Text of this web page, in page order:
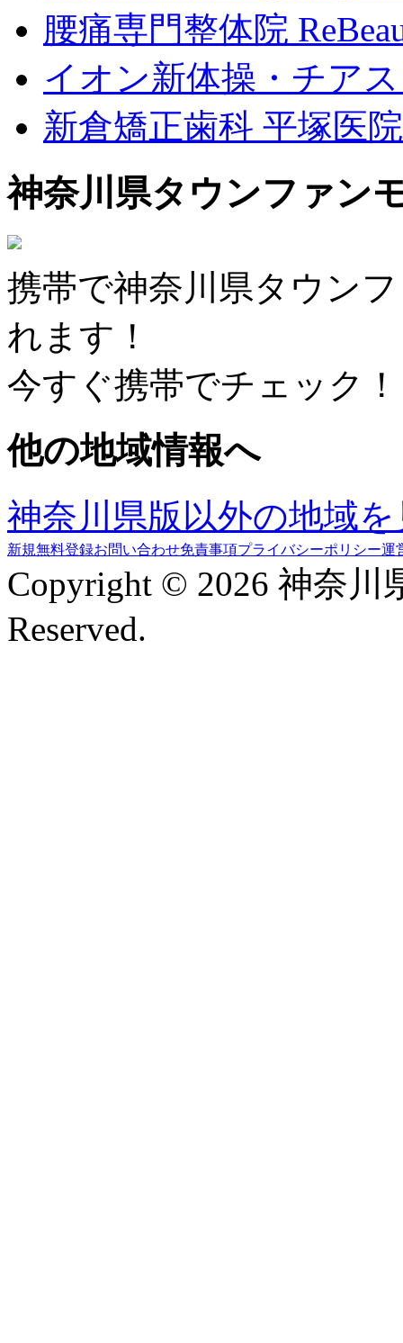
腰痛専門整体院
イオン新体操・チア
新倉矯正歯科 平塚医院
神奈川県タウンファン
携帯で神奈川県タウン
れます！
今すぐ携帯でチェック！
他の地域情報へ
神奈川県版以外の地域
新規無料登録お問い合わせ免責事項プライバシーポリシー運
Copyright © 2026 神奈
Reserved.